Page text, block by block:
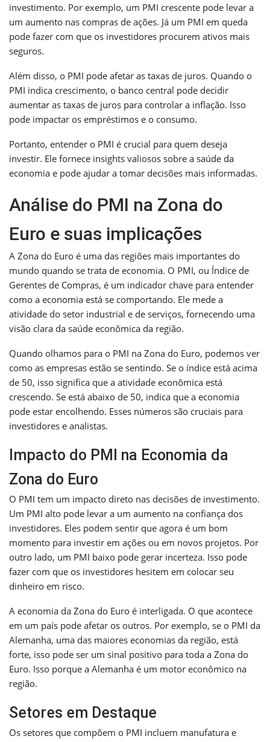
investimento. Por exemplo, um PMI crescente pode levar a
um aumento nas compras de ações. Já um PMI em queda
pode fazer com que os investidores procurem ativos mais
seguros.
Além disso, o PMI pode afetar as taxas de juros. Quando o
PMI indica crescimento, o banco central pode decidir
aumentar as taxas de juros para controlar a inflação. Isso
pode impactar os empréstimos e o consumo.
Portanto, entender o PMI é crucial para quem deseja
investir. Ele fornece insights valiosos sobre a saúde da
economia e pode ajudar a tomar decisões mais informadas.
Análise do PMI na Zona do
Euro e suas implicações
A Zona do Euro é uma das regiões mais importantes do
mundo quando se trata de economia. O PMI, ou Índice de
Gerentes de Compras, é um indicador chave para entender
como a economia está se comportando. Ele mede a
atividade do setor industrial e de serviços, fornecendo uma
visão clara da saúde econômica da região.
Quando olhamos para o PMI na Zona do Euro, podemos ver
como as empresas estão se sentindo. Se o índice está acima
de 50, isso significa que a atividade econômica está
crescendo. Se está abaixo de 50, indica que a economia
pode estar encolhendo. Esses números são cruciais para
investidores e analistas.
Impacto do PMI na Economia da
Zona do Euro
O PMI tem um impacto direto nas decisões de investimento.
Um PMI alto pode levar a um aumento na confiança dos
investidores. Eles podem sentir que agora é um bom
momento para investir em ações ou em novos projetos. Por
outro lado, um PMI baixo pode gerar incerteza. Isso pode
fazer com que os investidores hesitem em colocar seu
dinheiro em risco.
A economia da Zona do Euro é interligada. O que acontece
em um país pode afetar os outros. Por exemplo, se o PMI da
Alemanha, uma das maiores economias da região, está
forte, isso pode ser um sinal positivo para toda a Zona do
Euro. Isso porque a Alemanha é um motor econômico na
região.
Setores em Destaque
Os setores que compõem o PMI incluem manufatura e